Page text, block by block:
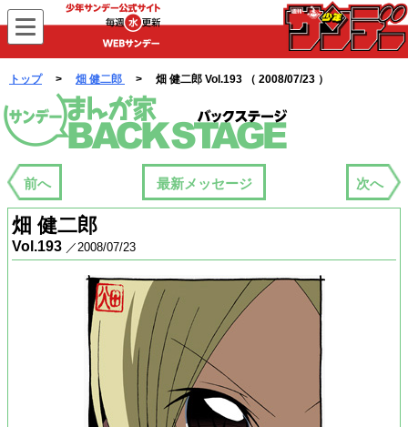
WEBサンデー
トップ> 畑 健二郎 > 畑 健二郎 Vol.193 （ 2008/07/23 ）
まんが家バックステージ
前へ 最新メッセージ 次へ
畑 健二郎
Vol.193 ／2008/07/23